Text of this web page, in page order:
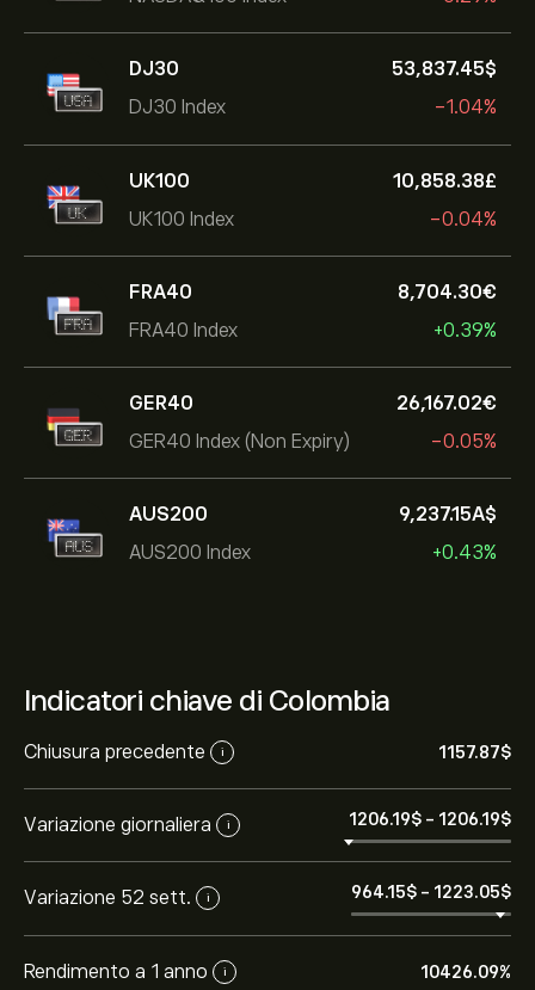
DJ30
DJ30 Index
53,837.45‎$‎
-1.04%
UK100
UK100 Index
10,858.38‎£‎
-0.04%
FRA40
FRA40 Index
8,704.30‎€‎
+0.39%
GER40
GER40 Index (Non Expiry)
26,167.02‎€‎
-0.05%
AUS200
AUS200 Index
9,237.15‎A$‎
+0.43%
Indicatori chiave di Colombia
Chiusura precedente i 1157.87‎$‎
Variazione giornaliera i 1206.19‎$‎ - 1206.19‎$‎
Variazione 52 sett. i 964.15‎$‎ - 1223.05‎$‎
Rendimento a 1 anno i 10426.09%